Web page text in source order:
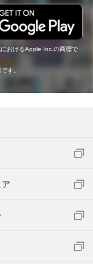
おけるApple Inc.の商標で
す。